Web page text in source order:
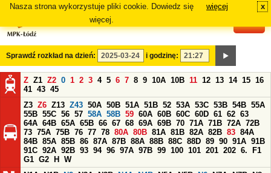
Nasza strona wykorzystuje pliki cookie. Dowiedz się
więcej.
więcej x
Sprawdź rozkład na dzień: i godzinę:
Z Z1 Z2 0 1 2 3 4 5 6 7 8 9 10A 10B 11 12 13 14 15 16
41 43 45
Z3 Z6 Z13 Z43 50A 50B 51A 51B 52 53A 53C 53B 54B 55A
55B 55C 56 57 58A 58B 59 60A 60B 60C 60D 61 62 63
64A 64B 65A 65B 66 67 68 69A 69B 70 71A 71B 72A 72B
73 75A 75B 76 77 78 80A 80B 81A 81B 82A 82B 83 84A
84B 85A 85B 86 87A 87B 88A 88B 88C 88D 89 90 91A 91B
91C 92A 92B 93 94 96 97A 97B 99 100 101 201 202 6.
F1
G1 G2 H
W